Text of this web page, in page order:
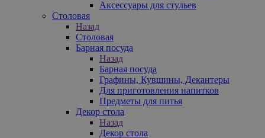
Аксессуары для стульев
Столовая
Назад
Столовая
Барная посуда
Назад
Барная посуда
Графины, Кувшины, Декантеры
Для приготовления напитков
Предметы для питья
Декор стола
Назад
Декор стола